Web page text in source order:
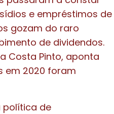
e empréstimos de
gozam do raro
de dividendos.
Costa Pinto, aponta
em 2020 foram
política de